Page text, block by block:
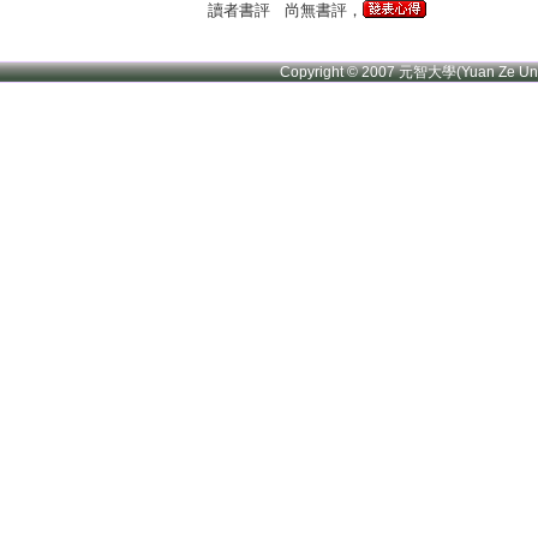
讀者書評 尚無書評，
Copyright © 2007 元智大學(Yuan Ze